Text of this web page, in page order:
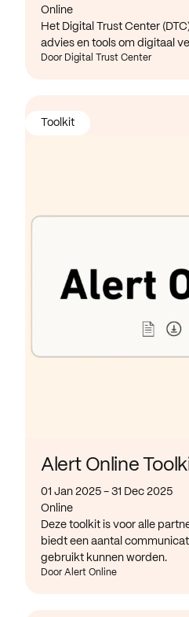
Online
Het Digital Trust Center
advies en tools om digitaal
Door Digital Trust Center
Alert Online
01 Jan 2025 - 31 Dec 2025
Online
Deze toolkit is voor alle
biedt een aantal
gebruikt kunnen worden.
Door Alert Online
Toolkit